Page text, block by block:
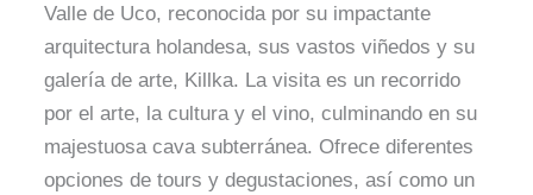
Valle de Uco, reconocida por su impactante
arquitectura holandesa, sus vastos viñedos y su
galería de arte, Killka. La visita es un recorrido
por el arte, la cultura y el vino, culminando en su
majestuosa cava subterránea. Ofrece diferentes
opciones de tours y degustaciones, así como un